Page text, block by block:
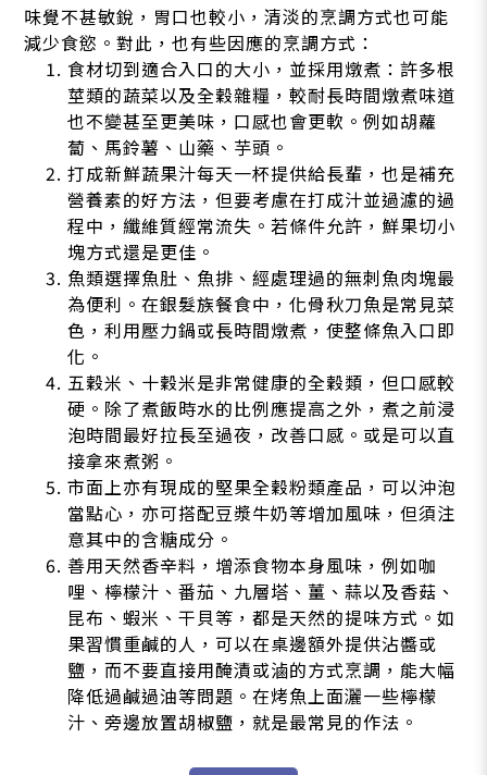
味覺不甚敏銳，胃口也較小，清淡的烹調方式也可能
減少食慾。對此，也有些因應的烹調方式：
食材切到適合入口的大小，並採用燉煮：許多根
莖類的蔬菜以及全穀雜糧，較耐長時間燉煮味道
也不變甚至更美味，口感也會更軟。例如胡蘿
蔔、馬鈴薯、山藥、芋頭。
打成新鮮蔬果汁每天一杯提供給長輩，也是補充
營養素的好方法，但要考慮在打成汁並過濾的過
程中，纖維質經常流失。若條件允許，鮮果切小
塊方式還是更佳。
魚類選擇魚肚、魚排、經處理過的無刺魚肉塊最
為便利。在銀髮族餐食中，化骨秋刀魚是常見菜
色，利用壓力鍋或長時間燉煮，使整條魚入口即
化。
五穀米、十穀米是非常健康的全穀類，但口感較
硬。除了煮飯時水的比例應提高之外，煮之前浸
泡時間最好拉長至過夜，改善口感。或是可以直
接拿來煮粥。
市面上亦有現成的堅果全穀粉類產品，可以沖泡
當點心，亦可搭配豆漿牛奶等增加風味，但須注
意其中的含糖成分。
善用天然香辛料，增添食物本身風味，例如咖
哩、檸檬汁、番茄、九層塔、薑、蒜以及香菇、
昆布、蝦米、干貝等，都是天然的提味方式。如
果習慣重鹹的人，可以在桌邊額外提供沾醬或
鹽，而不要直接用醃漬或滷的方式烹調，能大幅
降低過鹹過油等問題。在烤魚上面灑一些檸檬
汁、旁邊放置胡椒鹽，就是最常見的作法。